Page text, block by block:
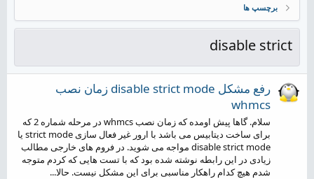
برچسپ ها
disable strict
رفع مشکل disable strict mode زمان نصب
whmcs
سلام. گاها پیش اومده که زمان نصب whmcs در مرحله شماره 2 که
برای ساخت دیتابیس می باشد با ارور غیر فعال سازی strict mode یا
disable strict mode مواجه می شوید. در فروم های خارجی مطالب
زیادی در این رابطه نوشته شده بود که با تست هایی که کردم متوجه
شدم هیچ کدام راهکار مناسبی برای این مشکل نیست. حالا...